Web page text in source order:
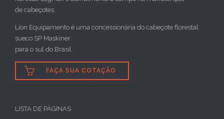
de cabeçotes.
Lion Equipamento é uma concessionária do cabeçote florestal
sueco SP Maskiner
para o sul do Brasil.
 FAÇA SUA COTAÇÃO
LISTA DE PÁGINAS